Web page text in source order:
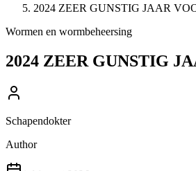
2024 ZEER GUNSTIG JAAR
Wormen en wormbeheersing
2024 ZEER GUNSTIG
Schapendokter
Author